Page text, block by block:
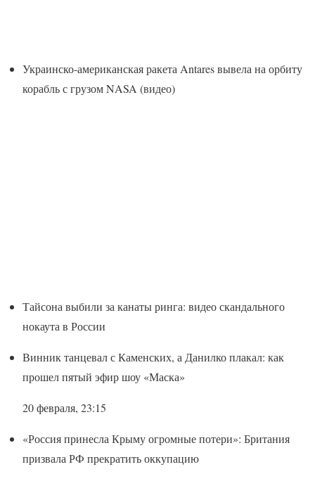
Украинско-американская ракета Antares вывела на орбиту
корабль с грузом NASA (видео)
Тайсона выбили за канаты ринга: видео скандального
нокаута в России
Винник танцевал с Каменских, а Данилко плакал: как
прошел пятый эфир шоу «Маска»
20 февраля, 23:15
«Россия принесла Крыму огромные потери»: Британия
призвала РФ прекратить оккупацию